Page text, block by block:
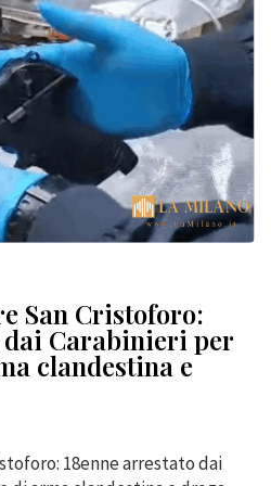
San Cristoforo:
dai Carabinieri per
clandestina e
18enne arrestato dai